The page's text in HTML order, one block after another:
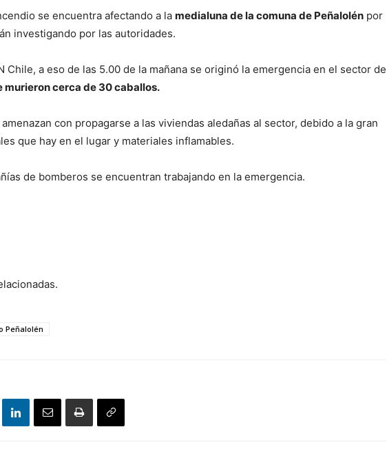
se encuentra afectando a la medialuna de la comuna de Peñalolén por
investigando por las autoridades.
Chile, a eso de las 5.00 de la mañana se originó la emergencia en el sector de
murieron cerca de 30 caballos.
con propagarse a las viviendas aledañas al sector, debido a la gran
que hay en el lugar y materiales inflamables.
de bomberos se encuentran trabajando en la emergencia.
Peñalolén